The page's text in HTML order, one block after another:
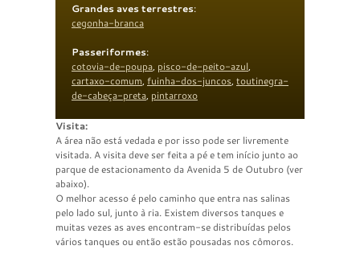
Grandes aves terrestres:
cegonha-branca
Passeriformes:
cotovia-de-poupa, pisco-de-peito-azul,
cartaxo-comum, fuinha-dos-juncos, toutinegra-
de-cabeça-preta, pintarroxo
Visita:
A área não está vedada e por isso pode ser livremente
visitada. A visita deve ser feita a pé e tem início junto ao
parque de estacionamento da Avenida 5 de Outubro (ver
abaixo).
O melhor acesso é pelo caminho que entra nas salinas
pelo lado sul, junto à ria. Existem diversos tanques e
muitas vezes as aves encontram-se distribuídas pelos
vários tanques ou então estão pousadas nos cômoros.